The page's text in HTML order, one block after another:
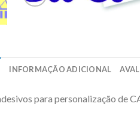
INFORMAÇÃO ADICIONAL
para personalização de